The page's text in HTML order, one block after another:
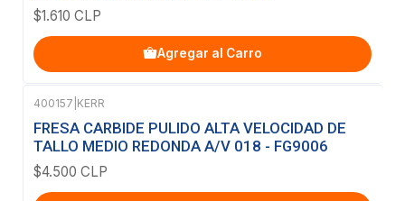
$1.610 CLP
Agregar al Carro
400157 KERR
FRESA CARBIDE PULIDO ALTA VELOCIDAD DE
TALLO MEDIO REDONDA A/V 018 - FG9006
$4.500 CLP